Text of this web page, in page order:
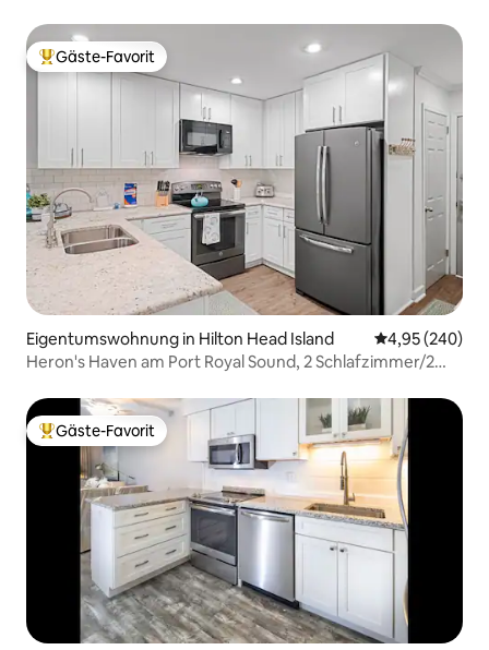
Beliebter Gäste-Favorit.
Gäste-Favorit
Eigentumswohnung in Hilton Head Island
4,95 (240)
Heron's Haven am Port Royal Sound, 2 Schlafzimmer/2
Beliebter Gäste-Favorit.
Gäste-Favorit